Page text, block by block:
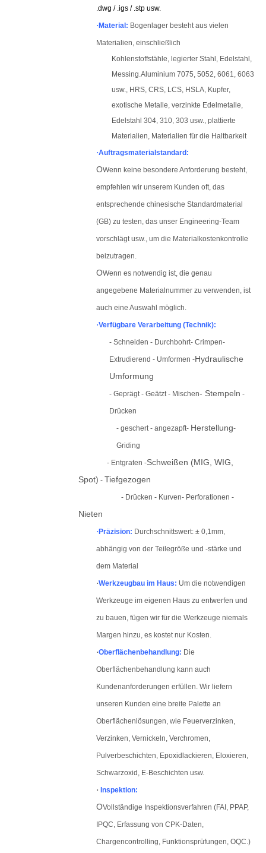
.dwg / .igs / .stp usw.
· Material: Bogenlager besteht aus vielen
Materialien, einschließlich
Kohlenstoffstähle, legierter Stahl, Edelstahl,
Messing.Aluminium 7075, 5052, 6061, 6063
usw., HRS, CRS, LCS, HSLA, Kupfer,
exotische Metalle, verzinkte Edelmetalle,
Edelstahl 304, 310, 303 usw., plattierte
Materialien, Materialien für die Haltbarkeit
·Auftragsmaterialstandard:
OWenn keine besondere Anforderung besteht,
empfehlen wir unserem Kunden oft, das
entsprechende chinesische Standardmaterial
(GB) zu testen, das unser Engineering-Team
vorschlägt usw., um die Materialkostenkontrolle
beizutragen.
OWenn es notwendig ist, die genau
angegebene Materialnummer zu verwenden, ist
auch eine Auswahl möglich.
·Verfügbare Verarbeitung (Technik):
- Schneiden - Durchbohrt- Crimpen-
Extrudierend - Umformen -Hydraulische
Umformung
- Geprägt - Geätzt - Mischen- Stempeln -
Drücken
- geschert - angezapft- Herstellung-
Griding
- Entgraten -Schweißen (MIG, WIG,
Spot) - Tiefgezogen
- Drücken - Kurven- Perforationen -
Nieten
· Präzision: Durchschnittswert: ± 0,1mm,
abhängig von der Teilegröße und -stärke und
dem Material
·Werkzeugbau im Haus: Um die notwendigen
Werkzeuge im eigenen Haus zu entwerfen und
zu bauen, fügen wir für die Werkzeuge niemals
Margen hinzu, es kostet nur Kosten.
·Oberflächenbehandlung: Die
Oberflächenbehandlung kann auch
Kundenanforderungen erfüllen. Wir liefern
unseren Kunden eine breite Palette an
Oberflächenlösungen, wie Feuerverzinken,
Verzinken, Vernickeln, Verchromen,
Pulverbeschichten, Epoxidlackieren, Eloxieren,
Schwarzoxid, E-Beschichten usw.
· Inspektion:
OVollständige Inspektionsverfahren (FAI, PPAP,
IPQC, Erfassung von CPK-Daten,
Chargencontrolling, Funktionsprüfungen, OQC.)